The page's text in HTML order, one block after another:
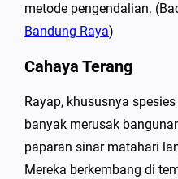
metode pengendalian.
Bandung Raya)
Cahaya Terang
Rayap, khususnya
banyak merusak
paparan sinar matahari
Mereka berkembang di